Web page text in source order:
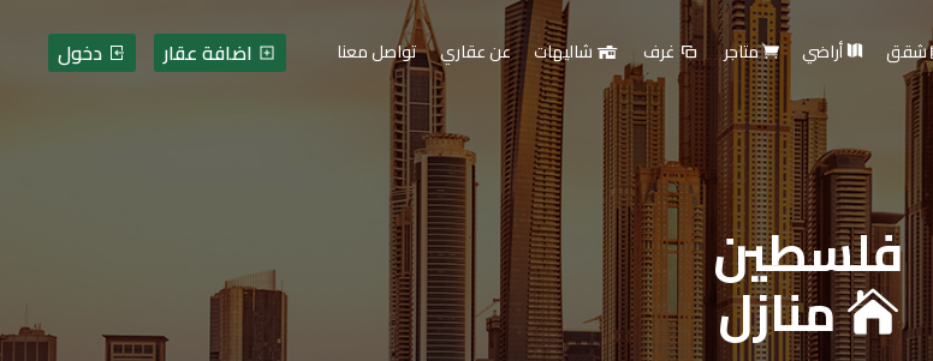
فلسطين
منازل
دخول اضافة عقار شقق أراضي متاجر غرف شاليهات عن عقاري تواصل معنا